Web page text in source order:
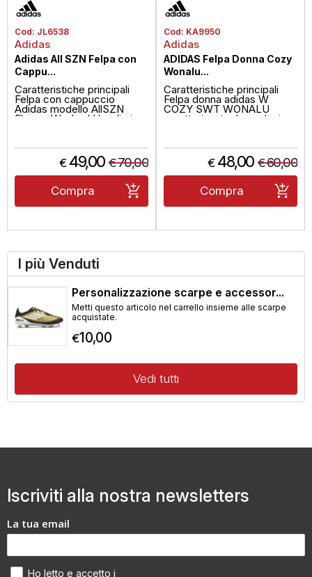
Cod: JL6538
Adidas
Adidas All SZN Felpa con
Cappu...
Caratteristiche principali
Felpa con cappuccio
Adidas modello AllSZN
Fleece Washed Hoodie in
€ 49,00 €70,00
Compra
Cod: KA9950
Adidas
ADIDAS Felpa Donna Cozy
Wonalu...
Caratteristiche principali
Felpa donna adidas W
COZY SWT WONALU
caratterizzata da un design
€ 48,00 €60,00
Compra
I più Venduti
Personalizzazione scarpe e accessor...
Metti questo articolo nel carrello insieme alle scarpe
acquistate.
€10,00
Vedi tutti
Iscriviti alla nostra newsletters
La tua email
Ho letto e accetto i